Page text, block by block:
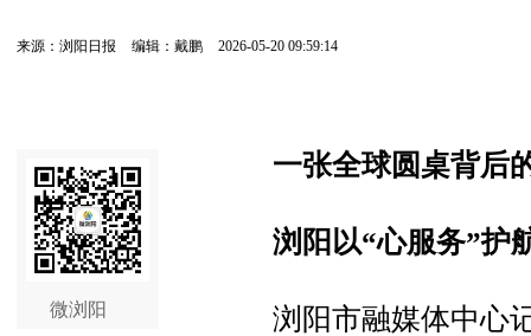
来源：浏阳日报 编辑：戴鹏 2026-05-20 09:59:14
微浏阳
一张全球圆桌背后
浏阳以“心服务”护
浏阳市融媒体中心